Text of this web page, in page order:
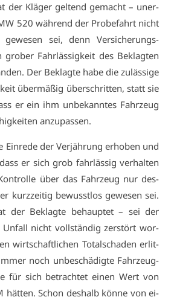
der Klä­ger gel­tend ge­macht – un­er­
520 wäh­rend der Pro­be­fahrt nicht
ge­we­sen sei, denn Ver­si­che­rungs­
gro­ber Fahr­läs­sig­keit des Be­klag­ten
Der Be­klag­te ha­be die zu­läs­si­ge
über­mä­ßig über­schrit­ten, statt sie
er ein ihm un­be­kann­tes Fahr­zeug
an­zu­pas­sen.
Ein­re­de der Ver­jäh­rung er­ho­ben und
er sich grob fahr­läs­sig ver­hal­ten
über das Fahr­zeug nur des­
kurz­zei­tig be­wusst­los ge­we­sen sei.
der Be­klag­te be­haup­tet – sei der
Un­fall nicht voll­stän­dig zer­stört wor­
wirt­schaft­li­chen To­tal­scha­den er­lit­
noch un­be­schä­dig­te Fahr­zeug­
für sich be­trach­tet ei­nen Wert von
hät­ten. Schon des­halb kön­ne von ei­